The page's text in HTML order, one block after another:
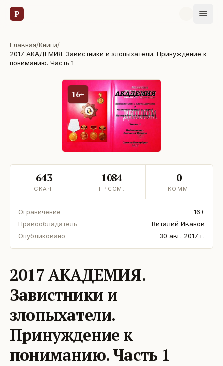
Р
Главная/Книги/
2017 АКАДЕМИЯ. Завистники и злопыхатели. Принуждение к
пониманию. Часть 1
16+
643
СКАЧ.
1084
ПРОСМ.
0
КОММ.
Ограничение
16+
Правообладатель
Виталий Иванов
Опубликовано
30 авг. 2017 г.
2017 АКАДЕМИЯ.
Завистники и
злопыхатели.
Принуждение к
пониманию. Часть 1